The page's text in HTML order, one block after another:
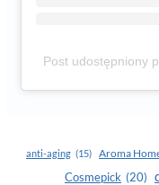
Post udostępniony
anti-aging (15) Aroma
Cosmepick (20)